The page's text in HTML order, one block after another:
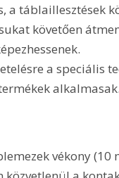
a táblaillesztések
követően
a speciális
alkalmasak.
vékony (10